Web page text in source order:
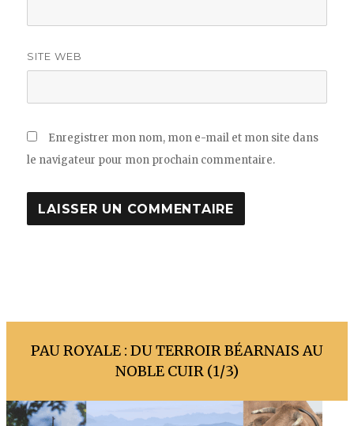
SITE WEB
Enregistrer mon nom, mon e-mail et mon site dans
le navigateur pour mon prochain commentaire.
PAU ROYALE : DU TERROIR BÉARNAIS AU
NOBLE CUIR (1/3)